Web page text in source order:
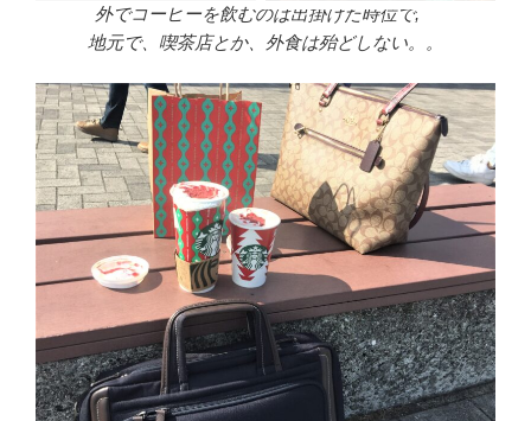
外でコーヒーを飲むのは出掛けた時位で,
地元で、喫茶店とか、外食は殆どしない。。